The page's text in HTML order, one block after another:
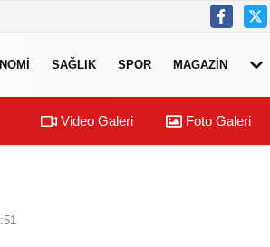
SAĞLIK SPOR MAGAZİN
Video Galeri Foto Galeri